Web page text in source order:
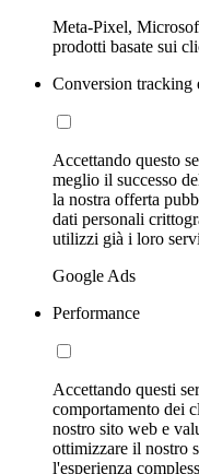
Meta-Pixel,
prodotti basate sui
Conversion tracking
Accettando questo
meglio il successo
la nostra offerta
dati personali
utilizzi già i loro
Google Ads
Performance
Accettando questi
comportamento dei
nostro sito web e
ottimizzare il nostro
l'esperienza